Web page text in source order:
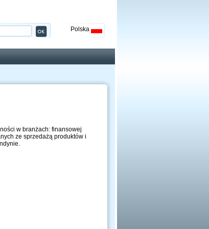
Polska
w branżach: finansowej
ze sprzedażą produktów i